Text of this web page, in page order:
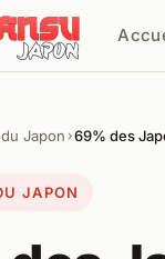
Japon ›69% des
JAPON